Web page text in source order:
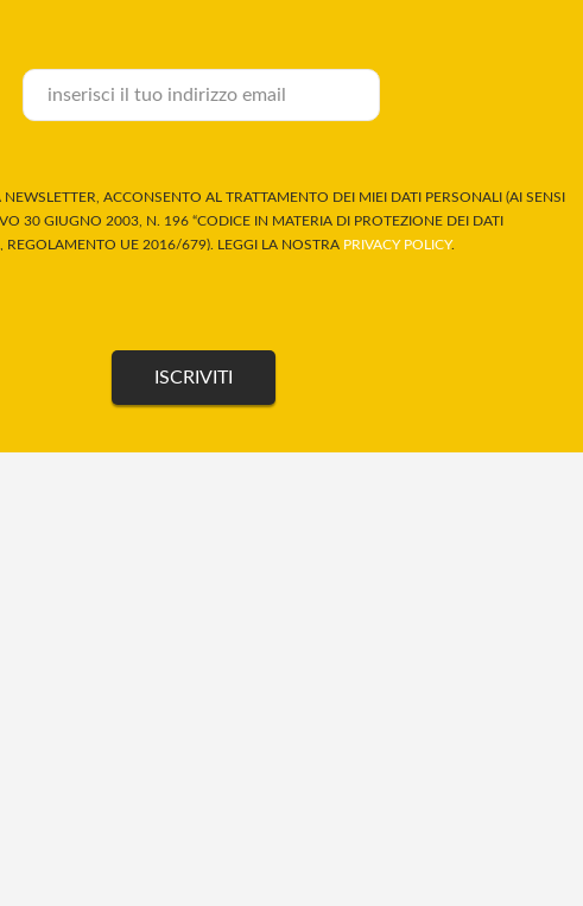
ACCONSENTO AL TRATTAMENTO DEI MIEI DATI PERSONALI (AI SENSI
30 GIUGNO 2003, N. 196 “CODICE IN MATERIA DI PROTEZIONE DEI DATI
REGOLAMENTO UE 2016/679). LEGGI LA NOSTRA PRIVACY POLICY.